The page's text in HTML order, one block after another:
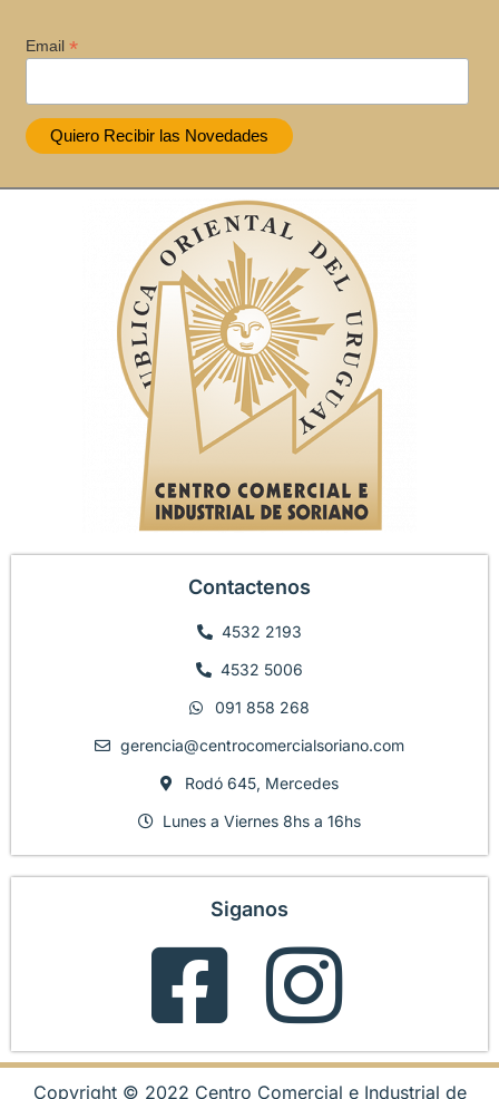
Email *
Contactenos
4532 2193
4532 5006
091 858 268
gerencia@centrocomercialsoriano.com
Rodó 645, Mercedes
Lunes a Viernes 8hs a 16hs
Siganos
Copyright © 2022 Centro Comercial e Industrial de